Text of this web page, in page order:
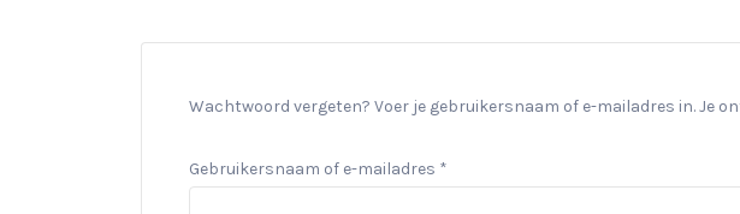
Wachtwoord vergeten? Voer je gebruikersnaam of e-mailadres in. Je
Gebruikersnaam of e-mailadres *